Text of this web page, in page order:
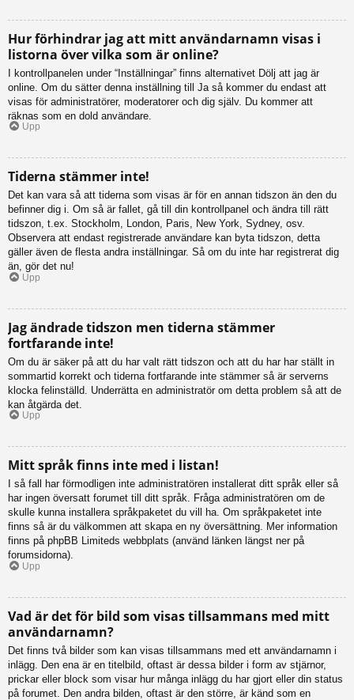
Hur förhindrar jag att mitt användarnamn visas i
listorna över vilka som är online?
I kontrollpanelen under “Inställningar” finns alternativet Dölj att jag är
online. Om du sätter denna inställning till Ja så kommer du endast att
visas för administratörer, moderatorer och dig själv. Du kommer att
räknas som en dold användare.
Upp
Tiderna stämmer inte!
Det kan vara så att tiderna som visas är för en annan tidszon än den du
befinner dig i. Om så är fallet, gå till din kontrollpanel och ändra till rätt
tidszon, t.ex. Stockholm, London, Paris, New York, Sydney, osv.
Observera att endast registrerade användare kan byta tidszon, detta
gäller även de flesta andra inställningar. Så om du inte har registrerat dig
än, gör det nu!
Upp
Jag ändrade tidszon men tiderna stämmer
fortfarande inte!
Om du är säker på att du har valt rätt tidszon och att du har har ställt in
sommartid korrekt och tiderna fortfarande inte stämmer så är serverns
klocka felinställd. Underrätta en administratör om detta problem så att de
kan åtgärda det.
Upp
Mitt språk finns inte med i listan!
I så fall har förmodligen inte administratören installerat ditt språk eller så
har ingen översatt forumet till ditt språk. Fråga administratören om de
skulle kunna installera språkpaketet du vill ha. Om språkpaketet inte
finns så är du välkommen att skapa en ny översättning. Mer information
finns på phpBB Limiteds webbplats (använd länken längst ner på
forumsidorna).
Upp
Vad är det för bild som visas tillsammans med mitt
användarnamn?
Det finns två bilder som kan visas tillsammans med ett användarnamn i
inlägg. Den ena är en titelbild, oftast är dessa bilder i form av stjärnor,
prickar eller block som visar hur många inlägg du har gjort eller din status
på forumet. Den andra bilden, oftast är den större, är känd som en